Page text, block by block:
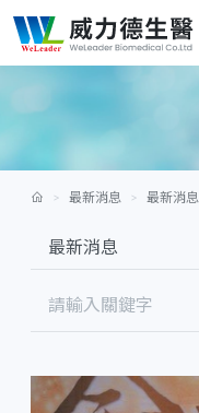
最新消息 最新消息